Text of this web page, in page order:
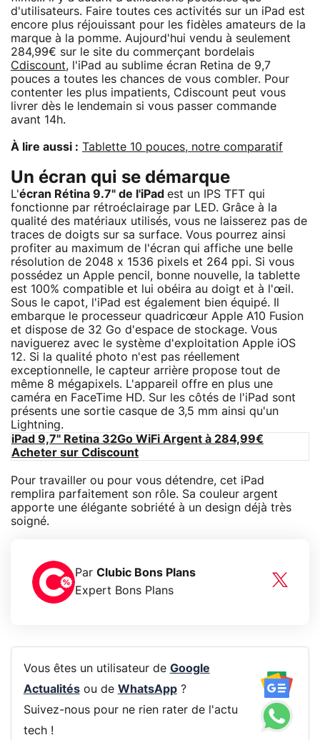
d'utilisateurs. Faire toutes ces activités sur un iPad est
encore plus réjouissant pour les fidèles amateurs de la
marque à la pomme. Aujourd'hui vendu à seulement
284,99€ sur le site du commerçant bordelais
Cdiscount, l'iPad au sublime écran Retina de 9,7
pouces a toutes les chances de vous combler. Pour
contenter les plus impatients, Cdiscount peut vous
livrer dès le lendemain si vous passer commande
avant 14h.
À lire aussi : Tablette 10 pouces, notre comparatif
Un écran qui se démarque
L'écran Rétina 9.7" de l'iPad est un IPS TFT qui
fonctionne par rétroéclairage par LED. Grâce à la
qualité des matériaux utilisés, vous ne laisserez pas de
traces de doigts sur sa surface. Vous pourrez ainsi
profiter au maximum de l'écran qui affiche une belle
résolution de 2048 x 1536 pixels et 264 ppi. Si vous
possédez un Apple pencil, bonne nouvelle, la tablette
est 100% compatible et lui obéira au doigt et à l'œil.
Sous le capot, l'iPad est également bien équipé. Il
embarque le processeur quadricœur Apple A10 Fusion
et dispose de 32 Go d'espace de stockage. Vous
naviguerez avec le système d'exploitation Apple iOS
12. Si la qualité photo n'est pas réellement
exceptionnelle, le capteur arrière propose tout de
même 8 mégapixels. L'appareil offre en plus une
caméra en FaceTime HD. Sur les côtés de l'iPad sont
présents une sortie casque de 3,5 mm ainsi qu'un
Lightning.
iPad 9,7" Retina 32Go WiFi Argent à 284,99€
Acheter sur Cdiscount
Pour travailler ou pour vous détendre, cet iPad
remplira parfaitement son rôle. Sa couleur argent
apporte une élégante sobriété à un design déjà très
soigné.
Par Clubic Bons Plans
Expert Bons Plans
Vous êtes un utilisateur de Google
Actualitésou de WhatsApp?
Suivez-nous pour ne rien rater de l'actu
tech !